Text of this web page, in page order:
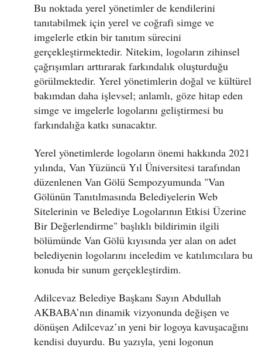
Bu noktada yerel yönetimler de kendilerini
tanıtabilmek için yerel ve coğrafi simge ve
imgelerle etkin bir tanıtım sürecini
gerçekleştirmektedir. Nitekim, logoların zihinsel
çağrışımları arttırarak farkındalık oluşturduğu
görülmektedir. Yerel yönetimlerin doğal ve kültürel
bakımdan daha işlevsel; anlamlı, göze hitap eden
simge ve imgelerle logolarını geliştirmesi bu
farkındalığa katkı sunacaktır.
Yerel yönetimlerde logoların önemi hakkında 2021
yılında, Van Yüzüncü Yıl Üniversitesi tarafından
düzenlenen Van Gölü Sempozyumunda "Van
Gölünün Tanıtılmasında Belediyelerin Web
Sitelerinin ve Belediye Logolarının Etkisi Üzerine
Bir Değerlendirme" başlıklı bildirimin ilgili
bölümünde Van Gölü kıyısında yer alan on adet
belediyenin logolarını inceledim ve katılımcılara bu
konuda bir sunum gerçekleştirdim.
Adilcevaz Belediye Başkanı Sayın Abdullah
AKBABA’nın dinamik vizyonunda değişen ve
dönüşen Adilcevaz’ın yeni bir logoya kavuşacağını
kendisi duyurdu. Bu yazıyla, yeni logonun